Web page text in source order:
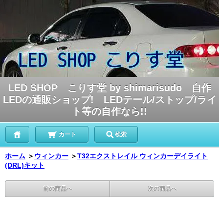
LED SHOP こりす堂 by shimarisudo 自作
LEDの通販ショップ! LEDテール/ストップ/ライ
ト等の自作なら!!
カート 検索
ホーム ＞ ウィンカー ＞T32エクストレイル ウィンカーデイライト
(DRL)キット
前の商品へ 次の商品へ